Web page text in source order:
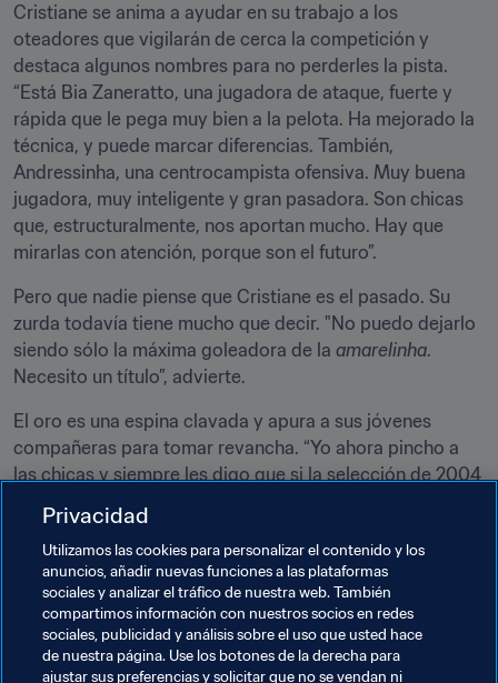
Cristiane se anima a ayudar en su trabajo a los
oteadores que vigilarán de cerca la competición y
destaca algunos nombres para no perderles la pista.
“Está Bia Zaneratto, una jugadora de ataque, fuerte y
rápida que le pega muy bien a la pelota. Ha mejorado la
técnica, y puede marcar diferencias. También,
Andressinha, una centrocampista ofensiva. Muy buena
jugadora, muy inteligente y gran pasadora. Son chicas
que, estructuralmente, nos aportan mucho. Hay que
mirarlas con atención, porque son el futuro”.
Pero que nadie piense que Cristiane es el pasado. Su
zurda todavía tiene mucho que decir. "No puedo dejarlo
siendo sólo la máxima goleadora de la amarelinha.
Necesito un título”, advierte.
El oro es una espina clavada y apura a sus jóvenes
compañeras para tomar revancha. “Yo ahora pincho a
las chicas y siempre les digo que si la selección de 2004
hubiese conseguido el oro”, confiesa a medio camino
entre la broma y el análisis certero y amargo. “Se han
conseguido muchas cosas, pero tal vez no con la
rapidez que hubiéramos deseado. Aún faltan incentivos,
estructura y medios. Tal vez, la conquista de una
medalla de oro nos dé el impulso final”, concluye.
Privacidad
Utilizamos las cookies para personalizar el contenido y los
anuncios, añadir nuevas funciones a las plataformas
sociales y analizar el tráfico de nuestra web. También
compartimos información con nuestros socios en redes
sociales, publicidad y análisis sobre el uso que usted hace
de nuestra página. Use los botones de la derecha para
ajustar sus preferencias y solicitar que no se vendan ni